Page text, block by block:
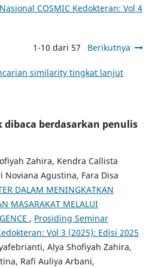
COSMIC Kedokteran: Vol 4
1-10 dari 57 Berikutnya
similarity tingkat lanjut
berdasarkan penulis
Zahira, Kendra Callista
Agustina, Fara Disa
DALAM MENINGKATKAN
MASARAKAT MELALUI
, Prosiding Seminar
Vol 3 (2025): Edisi 2025
Alya Shofiyah Zahira,
Rafi Auliya Arbani,